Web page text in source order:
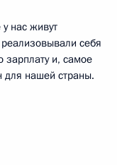
нас живут
себя
зарплату и, самое
для нашей страны.